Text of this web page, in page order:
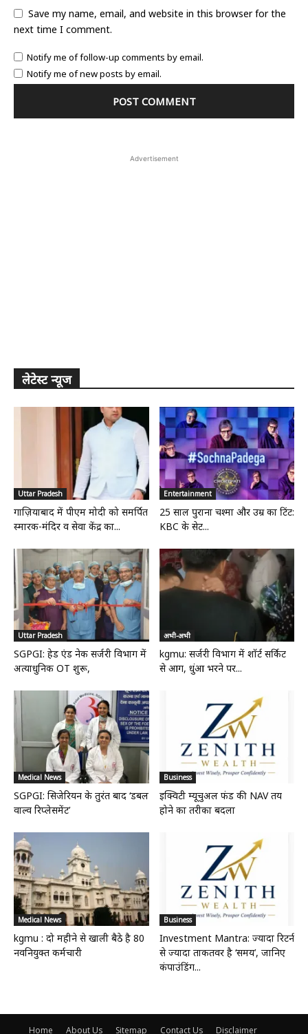
Save my name, email, and website in this browser for the
next time I comment.
Notify me of follow-up comments by email.
Notify me of new posts by email.
Advertisement
लेटेस्ट न्यूज
Uttar Pradesh
गाज़ियाबाद में पीएम मोदी को समर्पित
स्मारक-मंदिर व सेवा केंद्र का...
Entertainment
25 साल पुराना चश्मा और उम्र का टिंट:
KBC के सेट...
Uttar Pradesh
SGPGI: हेड एंड नेक सर्जरी विभाग में
अत्याधुनिक OT शुरू,
अभी-अभी
kgmu: सर्जरी विभाग में शॉर्ट सर्किट
से आग, धुंआ भरने पर...
Medical News
SGPGI: सिजेरियन के तुरंत बाद ‘डबल
वाल्व रिप्लेसमेंट’
Business
इक्विटी म्यूचुअल फंड की NAV तय
होने का तरीका बदला
Medical News
kgmu : दो महीने से खाली बैठे है 80
नवनियुक्त कर्मचारी
Business
Investment Mantra: ज्यादा रिटर्न
से ज्यादा ताकतवर है ‘समय’, जानिए
कंपाउंडिंग...
Home About Us Sitemap Contact Us Disclaimer